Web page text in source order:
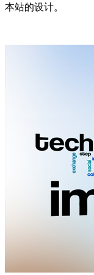
本站的设计。